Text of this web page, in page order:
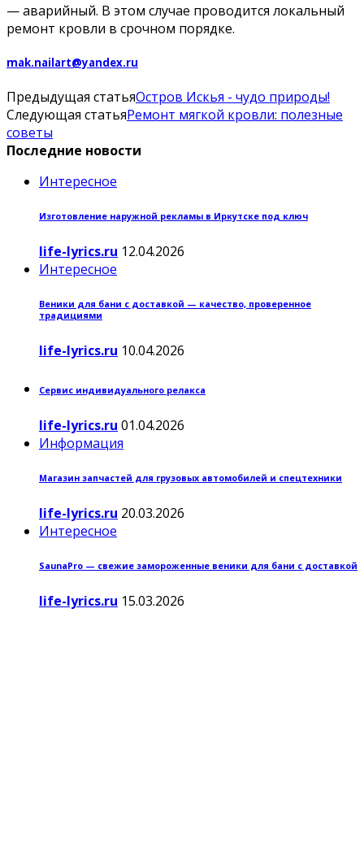
— аварийный. В этом случае проводится локальный
ремонт кровли в срочном порядке.
mak.nailart@yandex.ru
Предыдущая статьяОстров Искья - чудо природы!
Следующая статьяРемонт мягкой кровли: полезные
советы
Последние новости
Интересное
Изготовление наружной рекламы в Иркутске под ключ
life-lyrics.ru 12.04.2026
Интересное
Веники для бани с доставкой — качество, проверенное
традициями
life-lyrics.ru 10.04.2026
Сервис индивидуального релакса
life-lyrics.ru 01.04.2026
Информация
Магазин запчастей для грузовых автомобилей и спецтехники
life-lyrics.ru 20.03.2026
Интересное
SaunaPro — свежие замороженные веники для бани с доставкой
life-lyrics.ru 15.03.2026